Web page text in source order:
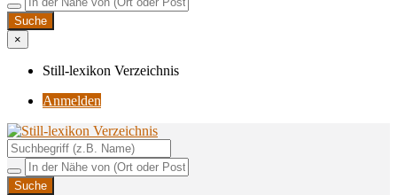
×
Still-lexikon Verzeichnis
Anmelden
Still-lexikon Verzeichnis
Unterstützungsangebote rund ums Stillen